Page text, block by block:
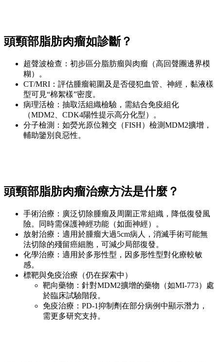
頭頸部脂肪肉瘤如診斷？
超聲波檢查：初步區分脂肪瘤與肉瘤（高回聲團邊界模
糊）。
CT/MRI：評估腫瘤範圍及是否侵犯血管、神經，黏液樣
型可見“棉絮樣”密度。
病理活檢：抽取活組織檢驗，需結合免疫組化
（MDM2、CDK4陽性提示高分化型）。
分子檢測：如熒光原位雜交（FISH）檢測MDM2擴增，
輔助鑒別良惡性。
頭頸部脂肪肉瘤治療方法是什麼？
手術治療：廣泛切除腫瘤及周圍正常組織，降低復發風
險。同時需保護神經功能（如面神經）。
放射治療：適用於腫瘤大過5cm病人，消滅手術可能無
法切除的殘留癌細胞，可減少局部復發。
化學治療：適用於多形性型，因多形性型對化療較敏
感。
標靶與免疫治療（仍在探索中）
靶向藥物：針對MDM2擴增的藥物（如MI-773）處
於臨床試驗階段。
免疫治療：PD-1抑制劑在部分病例中顯示潛力，
需更多研究支持。